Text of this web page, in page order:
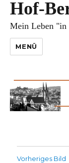
Hof-
Mein Leben "in
MENÜ
Vorheriges Bild